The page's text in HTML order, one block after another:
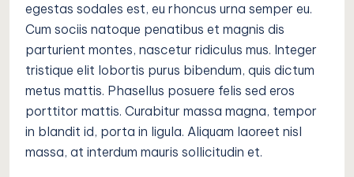
egestas sodales est, eu rhoncus urna semper eu.
Cum sociis natoque penatibus et magnis dis
parturient montes, nascetur ridiculus mus. Integer
tristique elit lobortis purus bibendum, quis dictum
metus mattis. Phasellus posuere felis sed eros
porttitor mattis. Curabitur massa magna, tempor
in blandit id, porta in ligula. Aliquam laoreet nisl
massa, at interdum mauris sollicitudin et.